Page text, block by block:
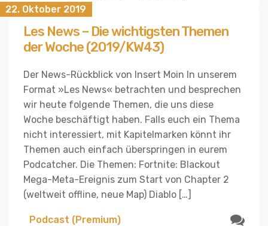
22. Oktober 2019
Les News – Die wichtigsten Themen
der Woche (2019/KW43)
Der News-Rückblick von Insert Moin In unserem
Format »Les News« betrachten und besprechen
wir heute folgende Themen, die uns diese
Woche beschäftigt haben. Falls euch ein Thema
nicht interessiert, mit Kapitelmarken könnt ihr
Themen auch einfach überspringen in eurem
Podcatcher. Die Themen: Fortnite: Blackout
Mega-Meta-Ereignis zum Start von Chapter 2
(weltweit offline, neue Map) Diablo […]
Podcast (Premium)